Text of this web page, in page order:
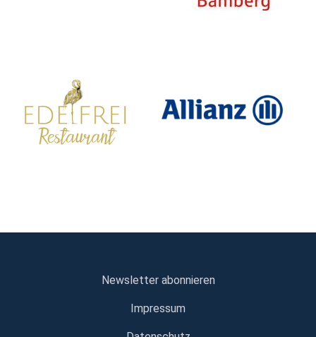
Newsletter abonnieren
Impressum